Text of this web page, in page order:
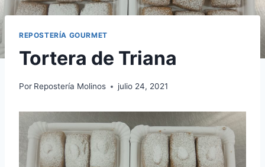
REPOSTERÍA GOURMET
Tortera de Triana
Por Repostería Molinos julio 24, 2021